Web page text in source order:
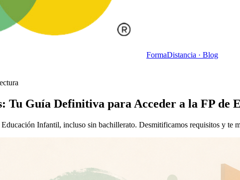
FormaDistancia · Blog
Tu Guía Definitiva para Acceder a la FP de
Infantil, incluso sin bachillerato. Desmitificamos requisitos y te